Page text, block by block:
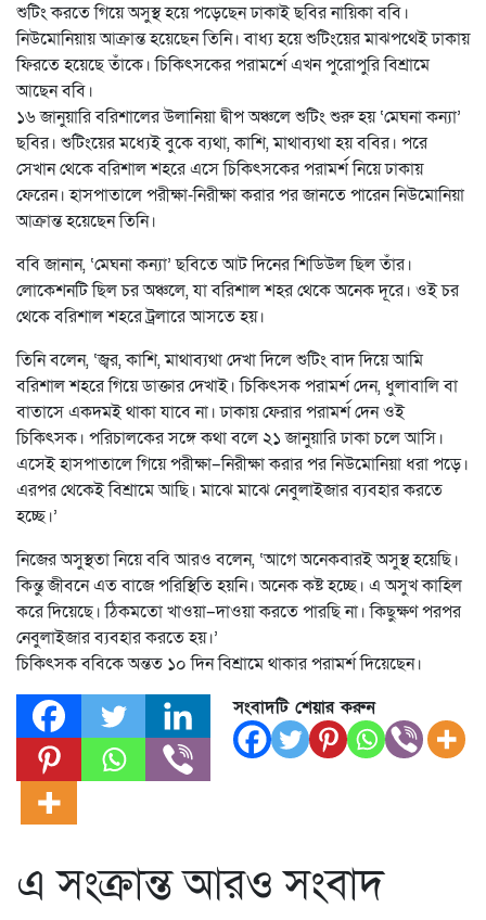
শুটিং করতে গিয়ে অসুস্থ হয়ে পড়েছেন ঢাকাই ছবির নায়িকা ববি।
নিউমোনিয়ায় আক্রান্ত হয়েছেন তিনি। বাধ্য হয়ে শুটিংয়ের মাঝপথেই ঢাকায়
ফিরতে হয়েছে তাঁকে। চিকিৎসকের পরামর্শে এখন পুরোপুরি বিশ্রামে
আছেন ববি।
১৬ জানুয়ারি বরিশালের উলানিয়া দ্বীপ অঞ্চলে শুটিং শুরু হয় ‘মেঘনা কন্যা’
ছবির। শুটিংয়ের মধ্যেই বুকে ব্যথা, কাশি, মাথাব্যথা হয় ববির। পরে
সেখান থেকে বরিশাল শহরে এসে চিকিৎসকের পরামর্শ নিয়ে ঢাকায়
ফেরেন। হাসপাতালে পরীক্ষা-নিরীক্ষা করার পর জানতে পারেন নিউমোনিয়া
আক্রান্ত হয়েছেন তিনি।
ববি জানান, ‘মেঘনা কন্যা’ ছবিতে আট দিনের শিডিউল ছিল তাঁর।
লোকেশনটি ছিল চর অঞ্চলে, যা বরিশাল শহর থেকে অনেক দূরে। ওই চর
থেকে বরিশাল শহরে ট্রলারে আসতে হয়।
তিনি বলেন, ‘জ্বর, কাশি, মাথাব্যথা দেখা দিলে শুটিং বাদ দিয়ে আমি
বরিশাল শহরে গিয়ে ডাক্তার দেখাই। চিকিৎসক পরামর্শ দেন, ধুলাবালি বা
বাতাসে একদমই থাকা যাবে না। ঢাকায় ফেরার পরামর্শ দেন ওই
চিকিৎসক। পরিচালকের সঙ্গে কথা বলে ২১ জানুয়ারি ঢাকা চলে আসি।
এসেই হাসপাতালে গিয়ে পরীক্ষা–নিরীক্ষা করার পর নিউমোনিয়া ধরা পড়ে।
এরপর থেকেই বিশ্রামে আছি। মাঝে মাঝে নেবুলাইজার ব্যবহার করতে
হচ্ছে।’
নিজের অসুস্থতা নিয়ে ববি আরও বলেন, ‘আগে অনেকবারই অসুস্থ হয়েছি।
কিন্তু জীবনে এত বাজে পরিস্থিতি হয়নি। অনেক কষ্ট হচ্ছে। এ অসুখ কাহিল
করে দিয়েছে। ঠিকমতো খাওয়া–দাওয়া করতে পারছি না। কিছুক্ষণ পরপর
নেবুলাইজার ব্যবহার করতে হয়।’
চিকিৎসক ববিকে অন্তত ১০ দিন বিশ্রামে থাকার পরামর্শ দিয়েছেন।
সংবাদটি শেয়ার করুন
এ সংক্রান্ত আরও সংবাদ